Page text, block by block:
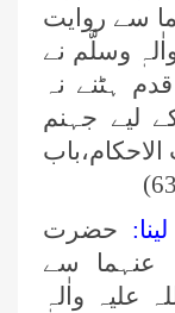
سے روایت
وسلَّم نے
ہٹنے نہ
لیے جہنم
حضرت
عنہما سے
علیہ واٰلہٖ